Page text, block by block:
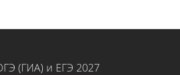
(ГИА) и ЕГЭ 2027